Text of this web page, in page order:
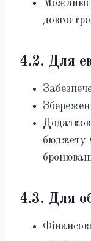
4.2. Для
бюджету
4.3. Для